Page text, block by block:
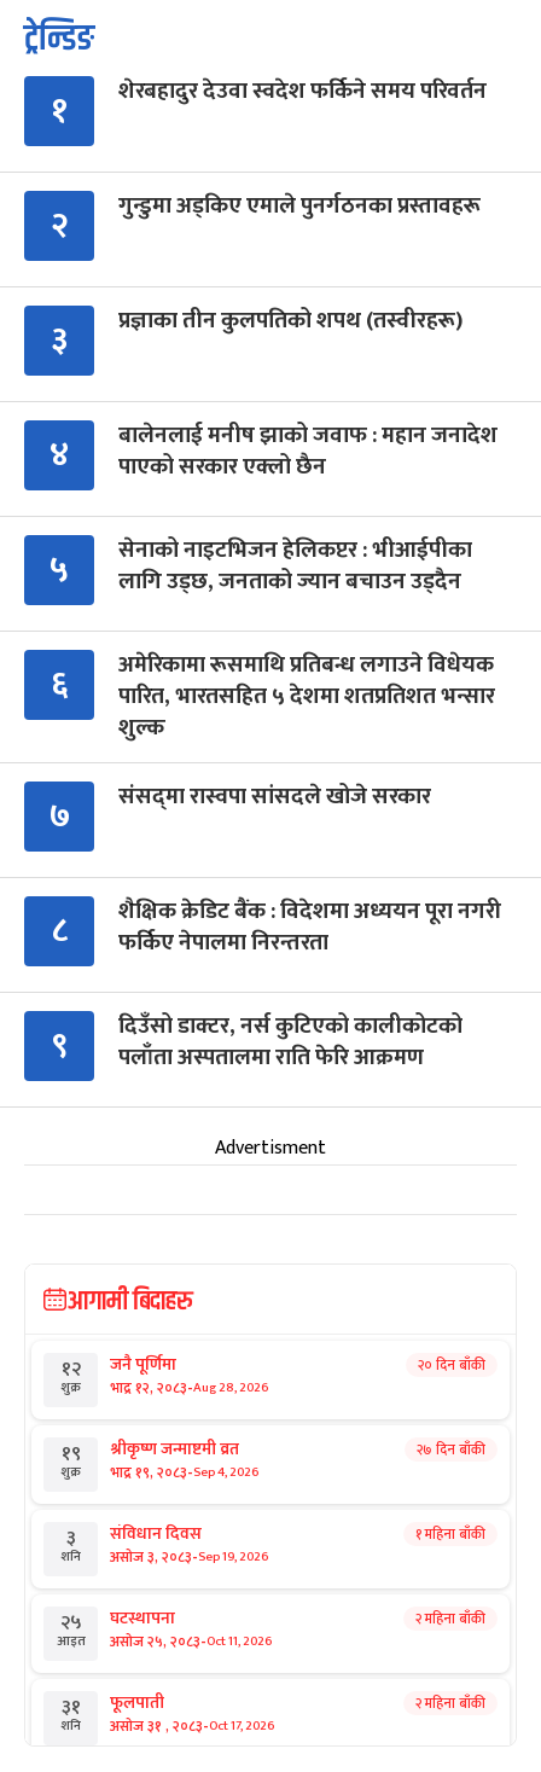
ट्रेन्डिङ
१ शेरबहादुर देउवा स्वदेश फर्किने समय परिवर्तन
२ गुन्डुमा अड्किए एमाले पुनर्गठनका प्रस्तावहरू
३ प्रज्ञाका तीन कुलपतिको शपथ (तस्वीरहरू)
४
बालेनलाई मनीष झाको जवाफ : महान जनादेश
पाएको सरकार एक्लो छैन
५
सेनाको नाइटभिजन हेलिकप्टर : भीआईपीका
लागि उड्छ, जनताको ज्यान बचाउन उड्दैन
६
अमेरिकामा रूसमाथि प्रतिबन्ध लगाउने विधेयक
पारित, भारतसहित ५ देशमा शतप्रतिशत भन्सार
शुल्क
७ संसद्‍मा रास्वपा सांसदले खोजे सरकार
८
शैक्षिक क्रेडिट बैंक : विदेशमा अध्ययन पूरा नगरी
फर्किए नेपालमा निरन्तरता
९
दिउँसो डाक्टर, नर्स कुटिएको कालीकोटको
पलाँता अस्पतालमा राति फेरि आक्रमण
Advertisment
आगामी बिदाहरु
१२
शुक्र
जनै पूर्णिमा
भाद्र १२, २०८३-Aug 28, 2026
२० दिन बाँकी
१९
शुक्र
श्रीकृष्ण जन्माष्टमी व्रत
भाद्र १९, २०८३-Sep 4, 2026
२७ दिन बाँकी
३
शनि
संविधान दिवस
असोज ३, २०८३-Sep 19, 2026
१ महिना बाँकी
२५
आइत
घटस्थापना
असोज २५, २०८३-Oct 11, 2026
२ महिना बाँकी
३१
शनि
फूलपाती
असोज ३१ , २०८३-Oct 17, 2026
२ महिना बाँकी